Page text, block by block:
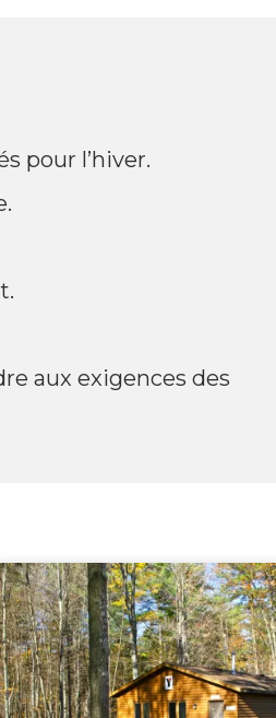
pour l’hiver.
aux exigences des